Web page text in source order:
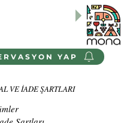
YAP
VE İADE ŞARTLARI